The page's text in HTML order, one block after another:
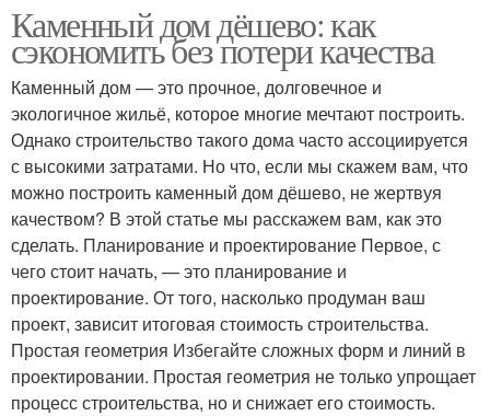
Каменный дом дёшево: как
сэкономить без потери качества
Каменный дом — это прочное, долговечное и
экологичное жильё, которое многие мечтают построить.
Однако строительство такого дома часто ассоциируется
с высокими затратами. Но что, если мы скажем вам, что
можно построить каменный дом дёшево, не жертвуя
качеством? В этой статье мы расскажем вам, как это
сделать. Планирование и проектирование Первое, с
чего стоит начать, — это планирование и
проектирование. От того, насколько продуман ваш
проект, зависит итоговая стоимость строительства.
Простая геометрия Избегайте сложных форм и линий в
проектировании. Простая геометрия не только упрощает
процесс строительства, но и снижает его стоимость.